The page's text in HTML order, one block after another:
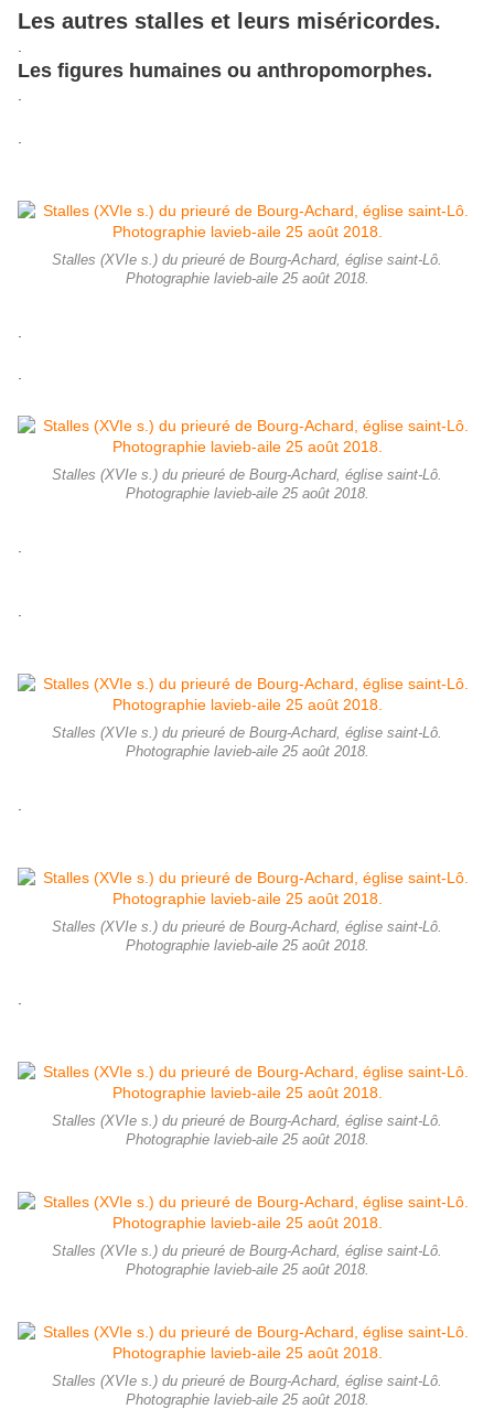
Les autres stalles et leurs miséricordes.
Les figures humaines ou anthropomorphes.
Stalles (XVIe s.) du prieuré de Bourg-Achard, église saint-Lô.
Photographie lavieb-aile 25 août 2018.
Stalles (XVIe s.) du prieuré de Bourg-Achard, église saint-Lô.
Photographie lavieb-aile 25 août 2018.
Stalles (XVIe s.) du prieuré de Bourg-Achard, église saint-Lô.
Photographie lavieb-aile 25 août 2018.
Stalles (XVIe s.) du prieuré de Bourg-Achard, église saint-Lô.
Photographie lavieb-aile 25 août 2018.
Stalles (XVIe s.) du prieuré de Bourg-Achard, église saint-Lô.
Photographie lavieb-aile 25 août 2018.
Stalles (XVIe s.) du prieuré de Bourg-Achard, église saint-Lô.
Photographie lavieb-aile 25 août 2018.
Stalles (XVIe s.) du prieuré de Bourg-Achard, église saint-Lô.
Photographie lavieb-aile 25 août 2018.